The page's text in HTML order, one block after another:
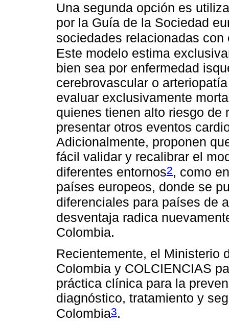
Una segunda opción es
por la Guía de la Sociedad
sociedades relacionadas
Este modelo estima
bien sea por enfermedad
cerebrovascular o
evaluar exclusivamente
quienes tienen alto riesgo de
presentar otros eventos
Adicionalmente, proponen
fácil validar y recalibrar el
diferentes entornos2, como
países europeos, donde se
diferenciales para países de
desventaja radica
Colombia.
Recientemente, el Ministerio
Colombia y COLCIENCIAS
práctica clínica para la
diagnóstico, tratamiento y
Colombia3.